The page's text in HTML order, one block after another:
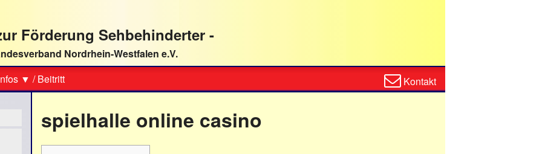
Förderung Sehbehinderter -
Nordrhein-Westfalen e.V.
▼ /Beitritt
Kontaktformular
Kontakt
spielhalle online casino